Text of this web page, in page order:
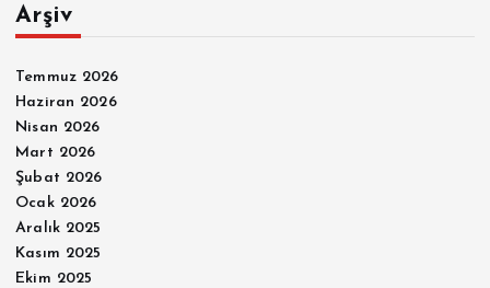
Arşiv
Temmuz 2026
Haziran 2026
Nisan 2026
Mart 2026
Şubat 2026
Ocak 2026
Aralık 2025
Kasım 2025
Ekim 2025